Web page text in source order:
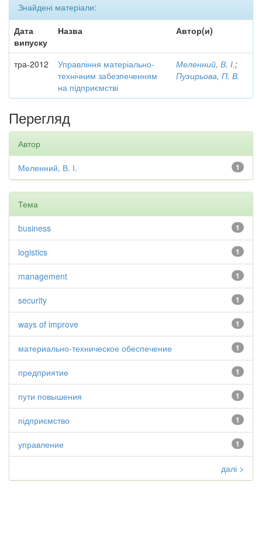
Знайдені матеріали:
Дата
випуску
Назва Автор(и)
тра-2012
Управління матеріально-
технічним забезпеченням
на підприємстві
Меленний, В. І.;
Пузирьова, П. В.
Перегляд
Автор
1
Меленний, В. І.
Тема
1
business
1
logistics
1
management
1
security
1
ways of improve
1
материально-техническое обеспечение
1
предприятие
1
пути повышения
1
підприємство
1
управление
далі >